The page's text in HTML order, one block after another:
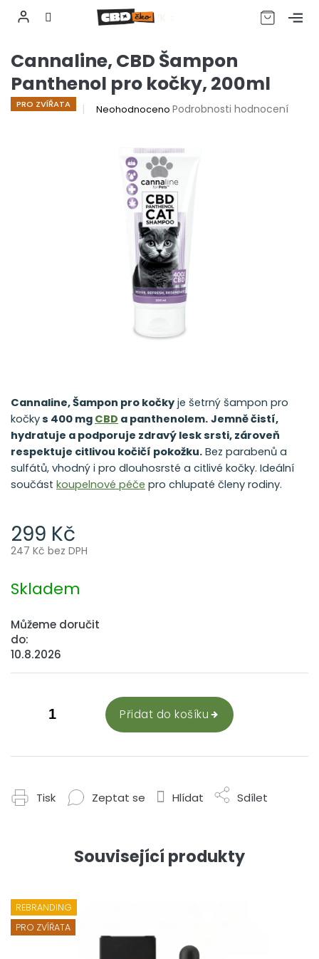
na
obsah
CZK
Cannaline, CBD Šampon
Panthenol pro kočky, 200ml
PRO ZVÍŘATA
Průměrné
hvězdiček.
Neohodnoceno Podrobnosti hodnocení
299 Kč
247 Kč bez DPH
cena:
Skladem
Můžeme doručit
do:
10.8.2026
Přidat do košíku
Cannaline, Šampon pro kočky je šetrný šampon pro
kočkys 400 mg CBD a panthenolem. Jemně čistí,
hydratuje a podporuje zdravý lesk srsti, zároveň
respektuje citlivou kočičí pokožku. Bez parabenů a
sulfátů, vhodný i pro dlouhosrsté a citlivé kočky. Ideální
součást koupelnové péče pro chlupaté členy rodiny.
Tisk Zeptat se Hlídat Sdílet
Související produkty
REBRANDING
PRO ZVÍŘATA